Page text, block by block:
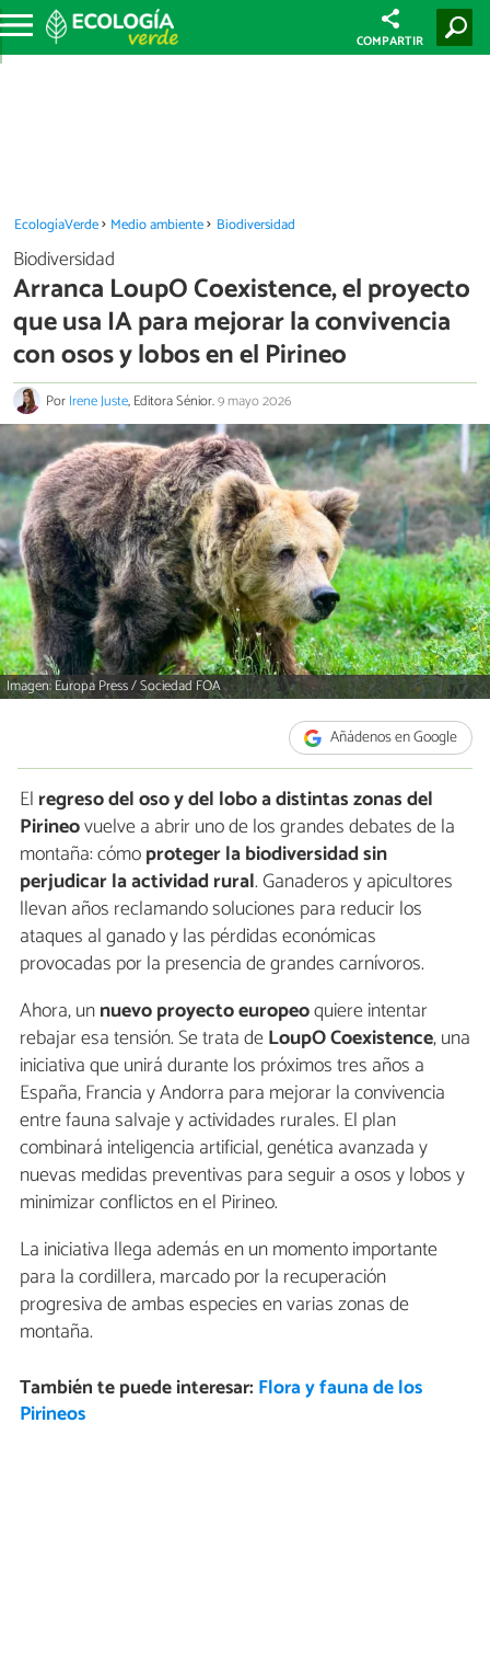
COMPARTIR
EcologíaVerde Medio ambiente Biodiversidad
Biodiversidad
Arranca LoupO Coexistence, el proyecto
que usa IA para mejorar la convivencia
con osos y lobos en el Pirineo
PorIrene Juste, Editora Sénior.9 mayo 2026
Imagen: Europa Press / Sociedad FOA
Añádenos en Google
El regreso del oso y del lobo a distintas zonas del
Pirineovuelve a abrir uno de los grandes debates de la
montaña: cómoproteger la biodiversidad sin
perjudicar la actividad rural. Ganaderos y apicultores
llevan años reclamando soluciones para reducir los
ataques al ganado y las pérdidas económicas
provocadas por la presencia de grandes carnívoros.
Ahora, unnuevo proyecto europeoquiere intentar
rebajar esa tensión. Se trata deLoupO Coexistence, una
iniciativa que unirá durante los próximos tres años a
España, Francia y Andorra para mejorar la convivencia
entre fauna salvaje y actividades rurales. El plan
combinará inteligencia artificial, genética avanzada y
nuevas medidas preventivas para seguir a osos y lobos y
minimizar conflictos en el Pirineo.
La iniciativa llega además en un momento importante
para la cordillera, marcado por la recuperación
progresiva de ambas especies en varias zonas de
montaña.
También te puede interesar: Flora y fauna de los
Pirineos